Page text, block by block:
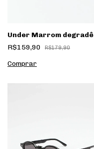
Under Marrom degradê
R$159,90
R$179,90